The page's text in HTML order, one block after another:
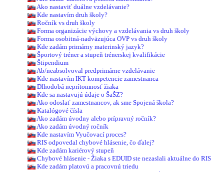
Ako nastaviť duálne vzdelávanie?
Kde nastavím druh školy?
Ročník vs druh školy
Forma organizácie výchovy a vzdelávania vs druh školy
Forma osobitná-nadväzujúca OVP vs druh školy
Kde zadám primárny materinský jazyk?
Športový tréner a stupeň trénerskej kvalifikácie
Štipendium
Ab/neabsolvoval predprimárne vzdelávanie
Kde nastavím IKT kompetencie zamestnanca
Dlhodobá neprítomnosť žiaka
Kde sa nastavujú údaje o ŠaŠZ?
Ako odoslať zamestnancov, ak sme Spojená škola?
Katalógové čísla
Ako zadám úvodny alebo prípravný ročník?
Ako zadám úvodný ročník
Kde nastavím Vyučovací proces?
RIS odpovedal chybové hlásenie, čo ďalej?
Kde zadám kariérový stupeň
Chybové hlásenie - Žiaka s EDUID ste nezaslali aktuálne do RIS
Kde zadám platovú a pracovnú triedu